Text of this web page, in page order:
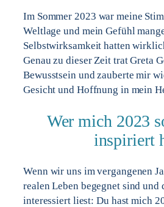
Im Sommer 2023 war meine
Weltlage und mein Gefühl
Selbstwirksamkeit hatten
Genau zu dieser Zeit trat Greta
Bewusstsein und zauberte mir
Gesicht und Hoffnung in mein
Wer mich 2023
inspiriert
Wenn wir uns im vergangenen
realen Leben begegnet sind und
interessiert liest: Du hast mich